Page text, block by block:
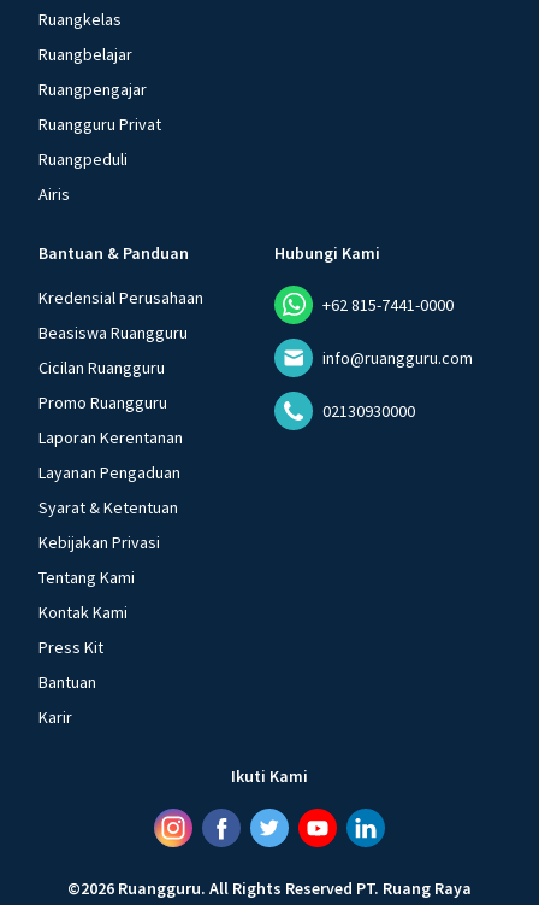
Ruangkelas
Ruangbelajar
Ruangpengajar
Ruangguru Privat
Ruangpeduli
Airis
Bantuan & Panduan
Kredensial Perusahaan
Beasiswa Ruangguru
Cicilan Ruangguru
Promo Ruangguru
Laporan Kerentanan
Layanan Pengaduan
Syarat & Ketentuan
Kebijakan Privasi
Tentang Kami
Kontak Kami
Press Kit
Bantuan
Karir
Hubungi Kami
+62 815-7441-0000
info@ruangguru.com
02130930000
Ikuti Kami
©2026 Ruangguru. All Rights Reserved PT. Ruang Raya